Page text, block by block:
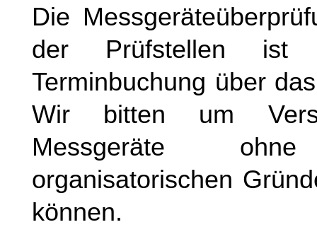
Die
der Prüfstellen
Terminbuchung über
Wir bitten um
Messgeräte
organisatorischen
können.